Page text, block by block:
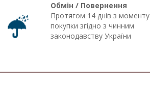
Обмін / Повернення
Протягом 14 днів з моменту
покупки згідно з чинним
законодавству України